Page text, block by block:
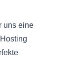
uns eine